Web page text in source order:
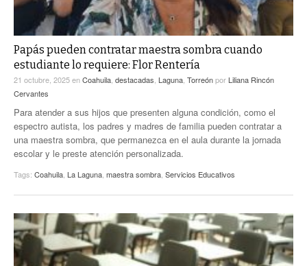
Papás pueden contratar maestra sombra cuando
estudiante lo requiere: Flor Rentería
21 octubre, 2025enCoahuila destacadas Laguna Torreónpor Liliana Rincón
Cervantes
Para atender a sus hijos que presenten alguna condición, como el
espectro autista, los padres y madres de familia pueden contratar a
una maestra sombra, que permanezca en el aula durante la jornada
escolar y le preste atención personalizada.
Tags: Coahuila La Laguna maestra sombra Servicios Educativos